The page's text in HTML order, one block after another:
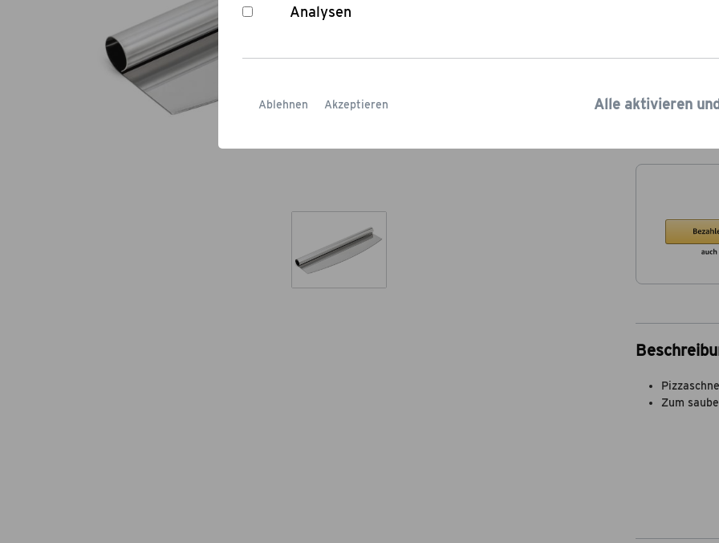
Lieferzeit: 2-5
Zum
Analysen
Ablehnen Akzeptieren Alle aktivieren